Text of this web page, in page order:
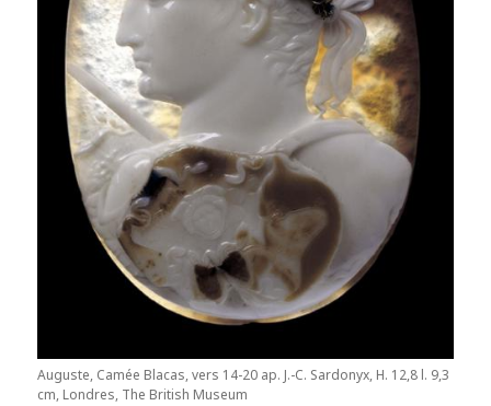
Auguste, Camée Blacas, vers 14-20 ap. J.-C. Sardonyx, H. 12,8 l. 9,3
cm, Londres, The British Museum